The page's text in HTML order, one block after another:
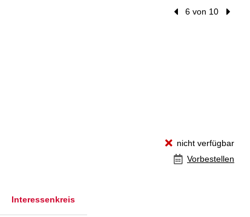
Vorheriger Treffer
6 von 10
nicht verfügbar
Vorbestellen
Interessenkreis